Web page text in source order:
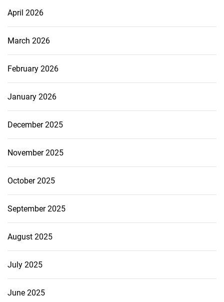
April 2026
March 2026
February 2026
January 2026
December 2025
November 2025
October 2025
September 2025
August 2025
July 2025
June 2025